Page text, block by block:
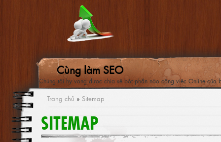
Cùng làm SEO
Chúng tôi hy vọng được chia sẻ bớt phần nào công việc Online của
Trang chủ » Sitemap
SITEMAP